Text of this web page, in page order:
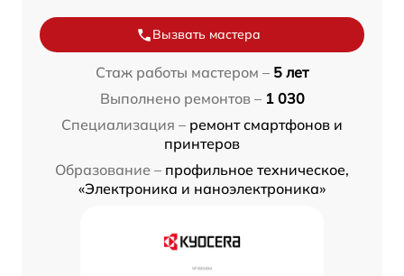
Вызвать мастера
Стаж работы мастером – 5 лет
Выполнено ремонтов – 1 030
Специализация – ремонт смартфонов и
принтеров
Образование – профильное техническое,
«Электроника и наноэлектроника»